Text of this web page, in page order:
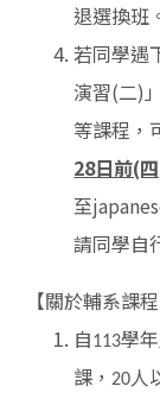
退選換班
若同學遇
演習(二)
等課程，
28日前(
至
請同學自
【關於輔系課程
自113學
課，20人